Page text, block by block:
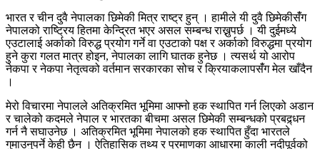
भारत र चीन दुवै नेपालका छिमेकी मित्र राष्ट्र हुन् । हामीले यी दुवै छिमेकीसँंग
नेपालको राष्ट्रिय हितमा केन्द्रित भएर असल सम्बन्ध राख्नुपर्छ । यी दुईमध्ये
एउटालाई अर्काको विरुद्ध प्रयोग गर्ने वा एउटाको पक्ष र अर्काको विरुद्धमा प्रयोग
हुने कुरा गलत मात्र होइन, नेपालका लागि घातक हुनेछ । त्यसर्थ यो आरोप
नेकपा र नेकपा नेतृत्वको वर्तमान सरकारका सोच र क्रियाकलापसँंग मेल खाँदैन
।
मेरो विचारमा नेपालले अतिक्रमित भूमिमा आफ्नो हक स्थापित गर्न लिएको अडान
र चालेको कदमले नेपाल र भारतका बीचमा असल छिमेकी सम्बन्धको प्रबद्र्धन
गर्न नै सघाउनेछ । अतिक्रमित भूमिमा नेपालको हक स्थापित हुँदा भारतले
गुमाउनुपर्ने केही छैन । ऐतिहासिक तथ्य र प्रमाणका आधारमा काली नदीपूर्वको